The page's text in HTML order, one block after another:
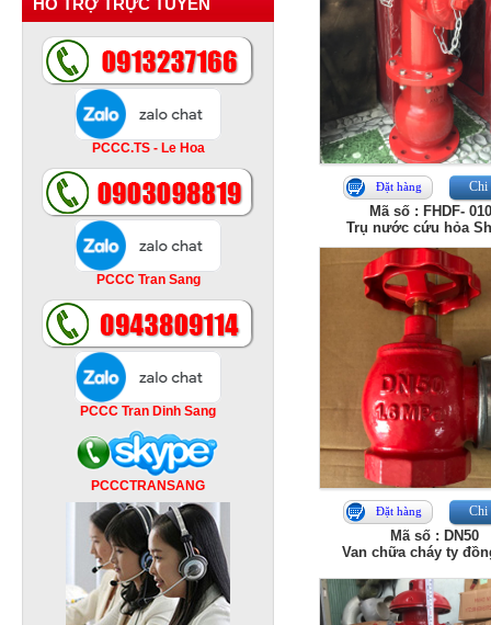
HỖ TRỢ TRỰC TUYẾN
PCCC.TS - Le Hoa
PCCC Tran Sang
PCCC Tran Dinh Sang
PCCCTRANSANG
Đặt hàng Chi
Mã số : FHDF-
Trụ nước cứu hỏa
Đặt hàng Chi
Mã số : DN50
Van chữa cháy ty